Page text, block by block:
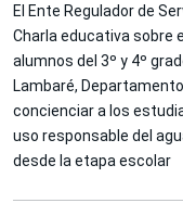
El Ente Regulador de
Charla educativa sobre
alumnos del 3º y 4º
Lambaré,
concienciar a los
uso responsable del
desde la etapa escolar